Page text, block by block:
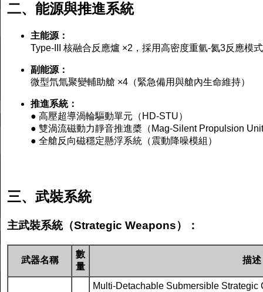
二、能源與推進系統
主能源：
Type-III 核融合反應爐 ×2，採用高密度重氫-氦3反應模式
副能源：
微型氘氚聚變輔助艙 ×4（緊急備用與艙內生命維持）
推進系統：
● 高壓超導渦輪驅動單元（HD-STU）
● 雙渦流磁動力靜音推進槳（Mag-Silent Propulsion
● 全艙反向磁穩定懸浮系統（震動降噪模組）
三、武裝系統
主武裝系統（Strategic Weapons）：
武器名稱
數
量
描述
Multi-Detachable Submersible